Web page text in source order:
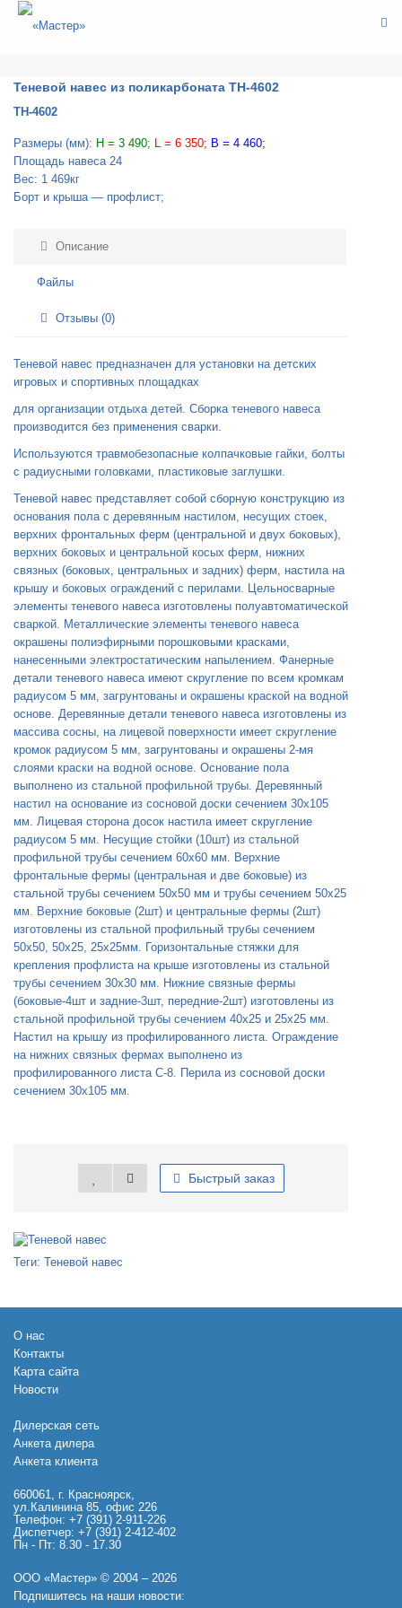
ИГРОВОЕ ОБОРУДОВАНИЕ-ЯРКИЕ ЦВЕТОВЫЕ СХЕМЫ
Теневой навес из поликарбоната ТН-4602
ТН-4602
Размеры (мм): H = 3 490; L = 6 350; B = 4 460;
Площадь навеса 24
Вес: 1 469кг
Борт и крыша — профлист;
Описание
Файлы
Отзывы (0)
Теневой навес предназначен для установки на детских
игровых и спортивных площадках
для организации отдыха детей. Сборка теневого навеса
производится без применения сварки.
Используются травмобезопасные колпачковые гайки, болты
с радиусными головками, пластиковые заглушки.
Теневой навес представляет собой сборную конструкцию из
основания пола с деревянным настилом, несущих стоек,
верхних фронтальных ферм (центральной и двух боковых),
верхних боковых и центральной косых ферм, нижних
связных (боковых, центральных и задних) ферм, настила на
крышу и боковых ограждений с перилами. Цельносварные
элементы теневого навеса изготовлены полуавтоматической
сваркой. Металлические элементы теневого навеса
окрашены полиэфирными порошковыми красками,
нанесенными электростатическим напылением. Фанерные
детали теневого навеса имеют скругление по всем кромкам
радиусом 5 мм, загрунтованы и окрашены краской на водной
основе. Деревянные детали теневого навеса изготовлены из
массива сосны, на лицевой поверхности имеет скругление
кромок радиусом 5 мм, загрунтованы и окрашены 2-мя
слоями краски на водной основе. Основание пола
выполнено из стальной профильной трубы. Деревянный
настил на основание из сосновой доски сечением 30x105
мм. Лицевая сторона досок настила имеет скругление
радиусом 5 мм. Несущие стойки (10шт) из стальной
профильной трубы сечением 60x60 мм. Верхние
фронтальные фермы (центральная и две боковые) из
стальной трубы сечением 50x50 мм и трубы сечением 50x25
мм. Верхние боковые (2шт) и центральные фермы (2шт)
изготовлены из стальной профильный трубы сечением
50x50, 50x25, 25x25мм. Горизонтальные стяжки для
крепления профлиста на крыше изготовлены из стальной
трубы сечением 30x30 мм. Нижние связные фермы
(боковые-4шт и задние-3шт, передние-2шт) изготовлены из
стальной профильной трубы сечением 40x25 и 25x25 мм.
Настил на крышу из профилированного листа. Ограждение
на нижних связных фермах выполнено из
профилированного листа С-8. Перила из сосновой доски
сечением 30x105 мм.
Быстрый заказ
Теги: Теневой навес
О нас
Контакты
Карта сайта
Новости
Дилерская сеть
Анкета дилера
Анкета клиента
660061, г. Красноярск,
ул.Калинина 85, офис 226
Телефон: +7 (391) 2-911-226
Диспетчер: +7 (391) 2-412-402
Пн - Пт: 8.30 - 17.30
ООО «Мастер» © 2004 – 2026
Подпишитесь на наши новости: